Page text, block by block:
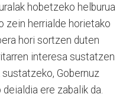
hobetzeko helburua
zein herrialde horietako
hori sortzen duten
interesa sustatzen
Gobernuz
ere zabalik da.